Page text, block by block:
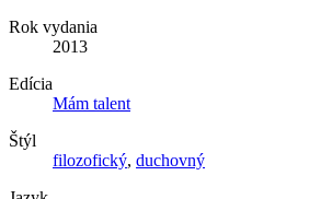
Rok vydania
2013
Edícia
Mám talent
Štýl
filozofický, duchovný